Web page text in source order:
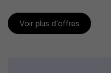
Voir plus d'offres